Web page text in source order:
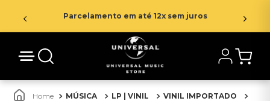
Parcelamento em até 12x sem juros
MÚSICA LP | VINIL
VINIL IMPORTADO